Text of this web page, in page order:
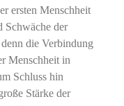
ersten Menschheit
Schwäche der
die Verbindung
Menschheit in
Schluss hin
Stärke der